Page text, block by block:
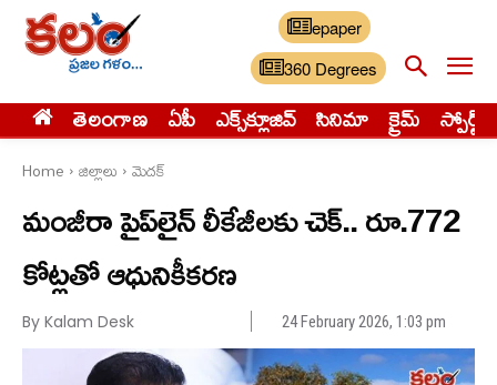
epaper
360 Degrees
తెలంగాణ ఏపీ ఎక్స్‌క్లూజివ్‌ సినిమా క్రైమ్ స్పోర్ట్స్
Home జిల్లాలు మెదక్
మంజీరా పైప్‌లైన్‌ లీకేజీల‌కు చెక్‌.. రూ.772
కోట్లతో ఆధునికీక‌ర‌ణ‌
By Kalam Desk 24 February 2026, 1:03 pm